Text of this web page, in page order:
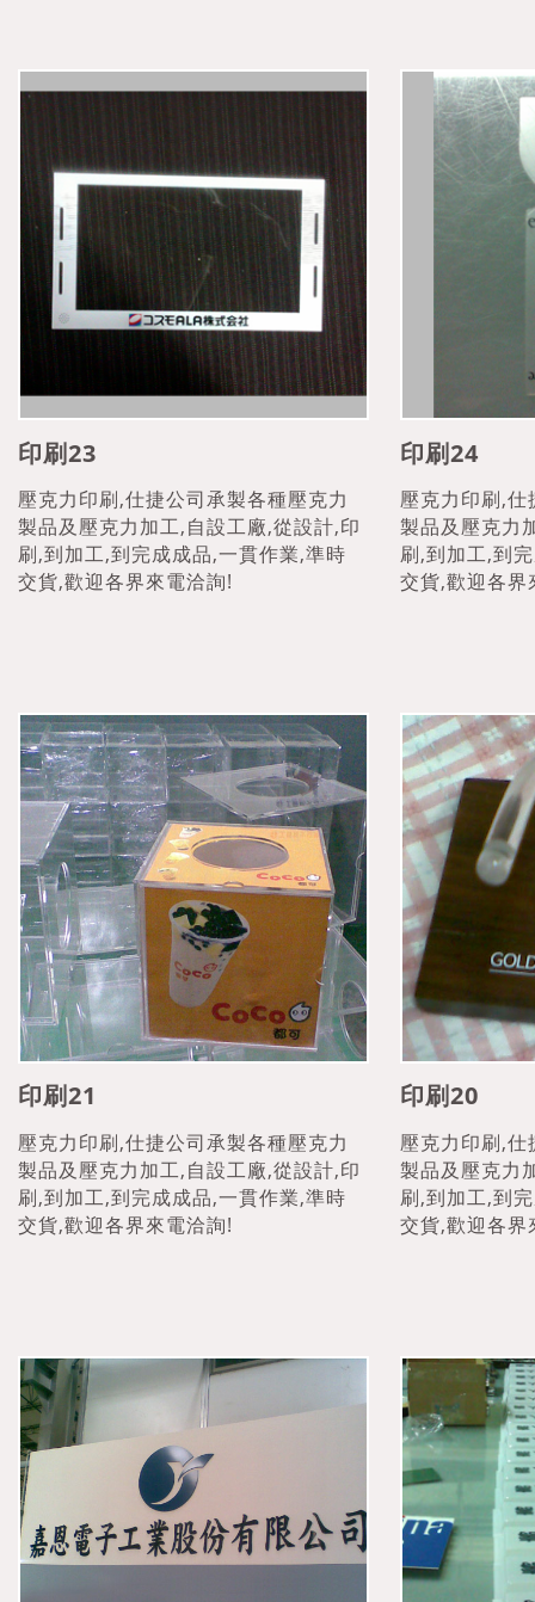
印刷23
壓克力印刷,仕捷公司承製各種壓克力
製品及壓克力加工,自設工廠,從設計,印
刷,到加工,到完成成品,一貫作業,準時
交貨,歡迎各界來電洽詢!
印刷24
壓克力印刷,
製品及壓克力
刷,到加工,到
交貨,歡迎各界
印刷21
壓克力印刷,仕捷公司承製各種壓克力
製品及壓克力加工,自設工廠,從設計,印
刷,到加工,到完成成品,一貫作業,準時
交貨,歡迎各界來電洽詢!
印刷20
壓克力印刷,
製品及壓克力
刷,到加工,到
交貨,歡迎各界